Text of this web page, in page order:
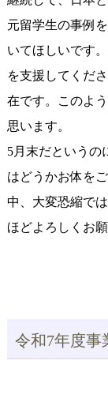
元留学生の事例
いてほしいです
を支援してくだ
在です。このよ
思います。
5月末だというの
はどうかお体を
中、大変恐縮で
ほどよろしくお
令和7年度事